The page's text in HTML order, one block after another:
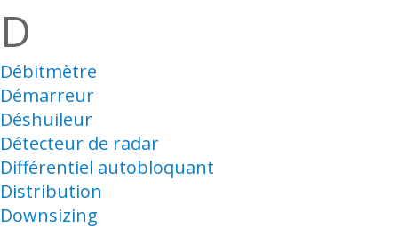
D
Débitmètre
Démarreur
Déshuileur
Détecteur de radar
Différentiel autobloquant
Distribution
Downsizing